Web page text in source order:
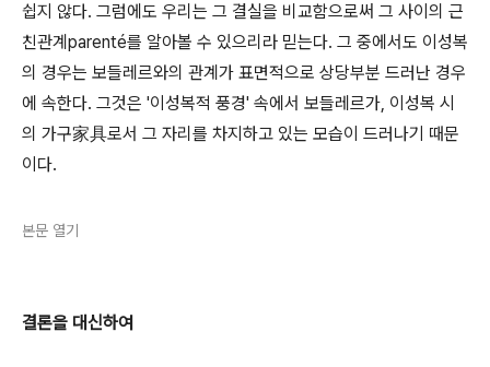
쉽지 않다. 그럼에도 우리는 그 결실을 비교함으로써 그 사이의 근
친관계parenté를 알아볼 수 있으리라 믿는다. 그 중에서도 이성복
의 경우는 보들레르와의 관계가 표면적으로 상당부분 드러난 경우
에 속한다. 그것은 '이성복적 풍경' 속에서 보들레르가, 이성복 시
의 가구家具로서 그 자리를 차지하고 있는 모습이 드러나기 때문
이다.
본문 열기
결론을 대신하여